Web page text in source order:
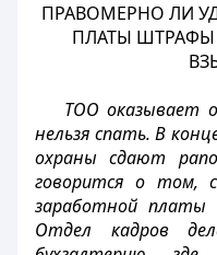
ПРАВОМЕРНО ЛИ
ПЛАТЫ
ТОО оказывает
нельзя спать. В
охраны сдают
говорится о том,
заработной
Отдел кадров